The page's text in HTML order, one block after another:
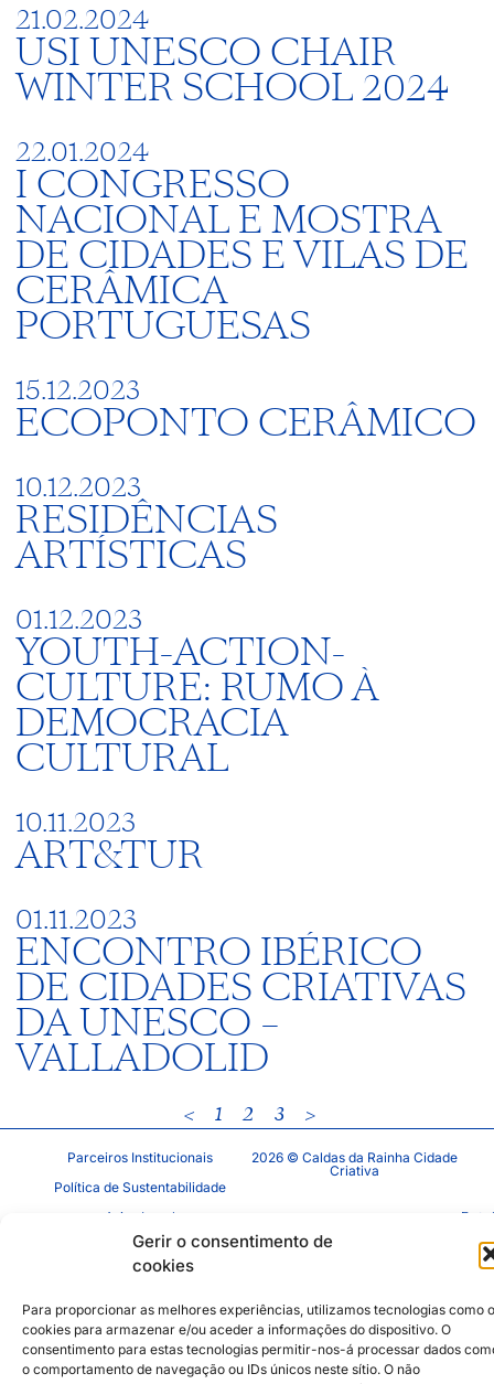
Gerir o consentimento de
cookies
Para proporcionar as melhores experiências, utilizamos tecnologias como
cookies para armazenar e/ou aceder a informações do dispositivo. O
consentimento para estas tecnologias permitir-nos-á processar dados
o comportamento de navegação ou IDs únicos neste sítio. O não
21.02.2024
USI UNESCO CHAIR
WINTER SCHOOL 2024
22.01.2024
I CONGRESSO
NACIONAL E MOSTRA
DE CIDADES E VILAS DE
CERÂMICA
PORTUGUESAS
15.12.2023
ECOPONTO CERÂMICO
10.12.2023
RESIDÊNCIAS
ARTÍSTICAS
01.12.2023
YOUTH-ACTION-
CULTURE: RUMO À
DEMOCRACIA
CULTURAL
10.11.2023
ART&TUR
01.11.2023
ENCONTRO IBÉRICO
DE CIDADES CRIATIVAS
DA UNESCO –
VALLADOLID
< 1 2 3 >
Parceiros Institucionais
Política de Sustentabilidade
Aviso Legal
Política de Privacidade
Política de Cookies
2026 © Caldas da Rainha Cidade
Criativa